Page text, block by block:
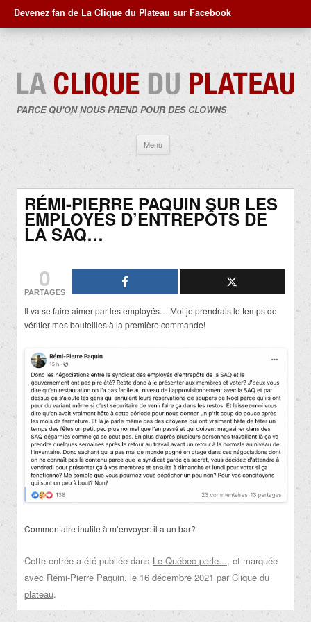
Devenez fan de La Clique du Plateau sur Facebook
PARCE QU'ON NOUS PREND POUR DES CLOWNS
Menu
contenu
RÉMI-PIERRE PAQUIN SUR LES
EMPLOYÉS D’ENTREPÔTS DE
LA SAQ…
0
PARTAGES
Il va se faire aimer par les employés… Moi je prendrais le temps de
vérifier mes bouteilles à la première commande!
Commentaire inutile à m’envoyer: il a un bar?
Cette entrée a été publiée dans Le Québec parle..., et marquée
avec Rémi-Pierre Paquin, le 16 décembre 2021 par Clique du
plateau.